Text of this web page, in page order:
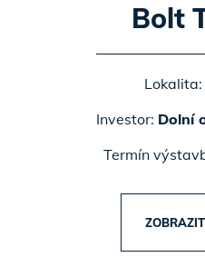
Bolt
Lokalita:
Investor: Dolní
Termín